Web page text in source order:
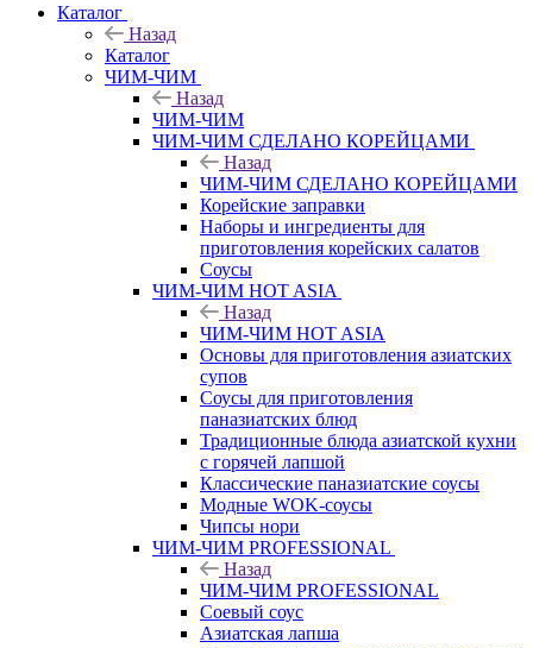
Каталог
Назад
Каталог
ЧИМ-ЧИМ
Назад
ЧИМ-ЧИМ
ЧИМ-ЧИМ СДЕЛАНО КОРЕЙЦАМИ
Назад
ЧИМ-ЧИМ СДЕЛАНО КОРЕЙЦАМИ
Корейские заправки
Наборы и ингредиенты для
приготовления корейских салатов
Соусы
ЧИМ-ЧИМ HOT ASIA
Назад
ЧИМ-ЧИМ HOT ASIA
Основы для приготовления азиатских
супов
Соусы для приготовления
паназиатских блюд
Традиционные блюда азиатской кухни
с горячей лапшой
Классические паназиатские соусы
Модные WOK-соусы
Чипсы нори
ЧИМ-ЧИМ PROFESSIONAL
Назад
ЧИМ-ЧИМ PROFESSIONAL
Соевый соус
Азиатская лапша